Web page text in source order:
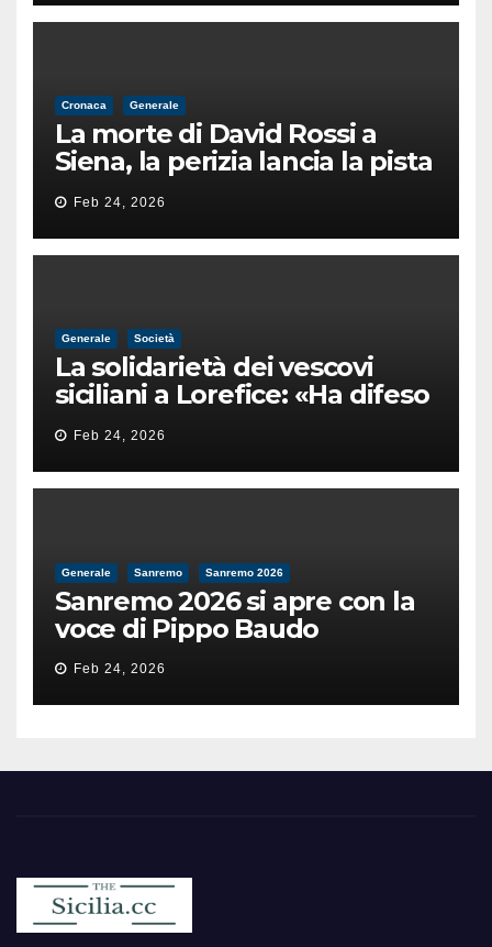
Cronaca Generale
La morte di David Rossi a
Siena, la perizia lancia la pista
di un’intimidazione finita
male
Feb 24, 2026
Generale Società
La solidarietà dei vescovi
siciliani a Lorefice: «Ha difeso
il valore e la dignità
dell’umanità»
Feb 24, 2026
Generale Sanremo Sanremo 2026
Sanremo 2026 si apre con la
voce di Pippo Baudo
Feb 24, 2026